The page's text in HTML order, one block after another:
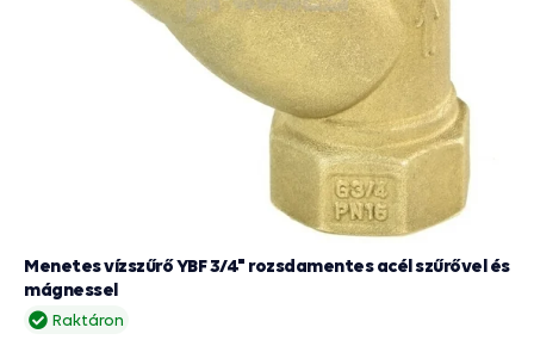
Raktáron
Menetes vízszűrő YBF 3/4" rozsdamentes acél szűrővel és
mágnessel